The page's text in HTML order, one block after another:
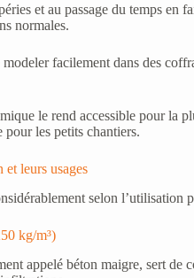
et au passage du temps en
normales.
facilement dans des
le rend accessible pour la
les petits chantiers.
et leurs usages
selon l’utilisation
kg/m³)
appelé béton maigre, sert